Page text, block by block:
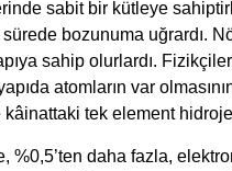
sabit bir kütleye
bozunuma uğrardı.
sahip olurlardı.
atomların var
tek element
%0,5’ten daha fazla,